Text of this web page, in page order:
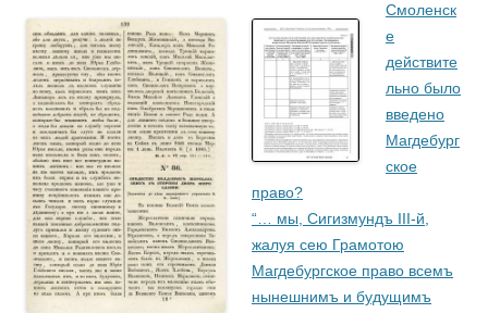
Смоленск
е
действите
льно было
введено
Магдебург
ское
право?
“… мы, Сигизмундъ III-й,
жалуя сею Грамотою
Магдебургское право всемъ
нынешнимъ и будущимъ